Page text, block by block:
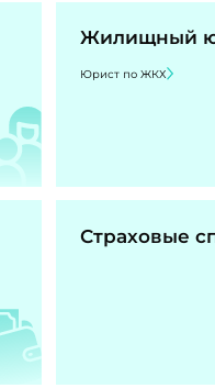
Жилищный
Юрист по ЖКХ
Страховые